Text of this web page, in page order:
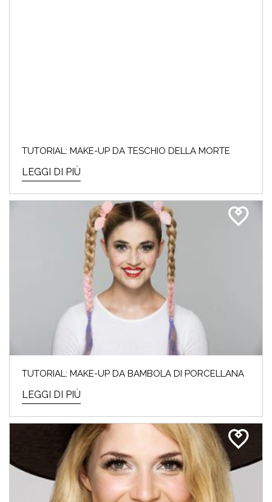
TUTORIAL: MAKE-UP DA TESCHIO DELLA MORTE
LEGGI DI PIÙ
TUTORIAL: MAKE-UP DA BAMBOLA DI PORCELLANA
LEGGI DI PIÙ